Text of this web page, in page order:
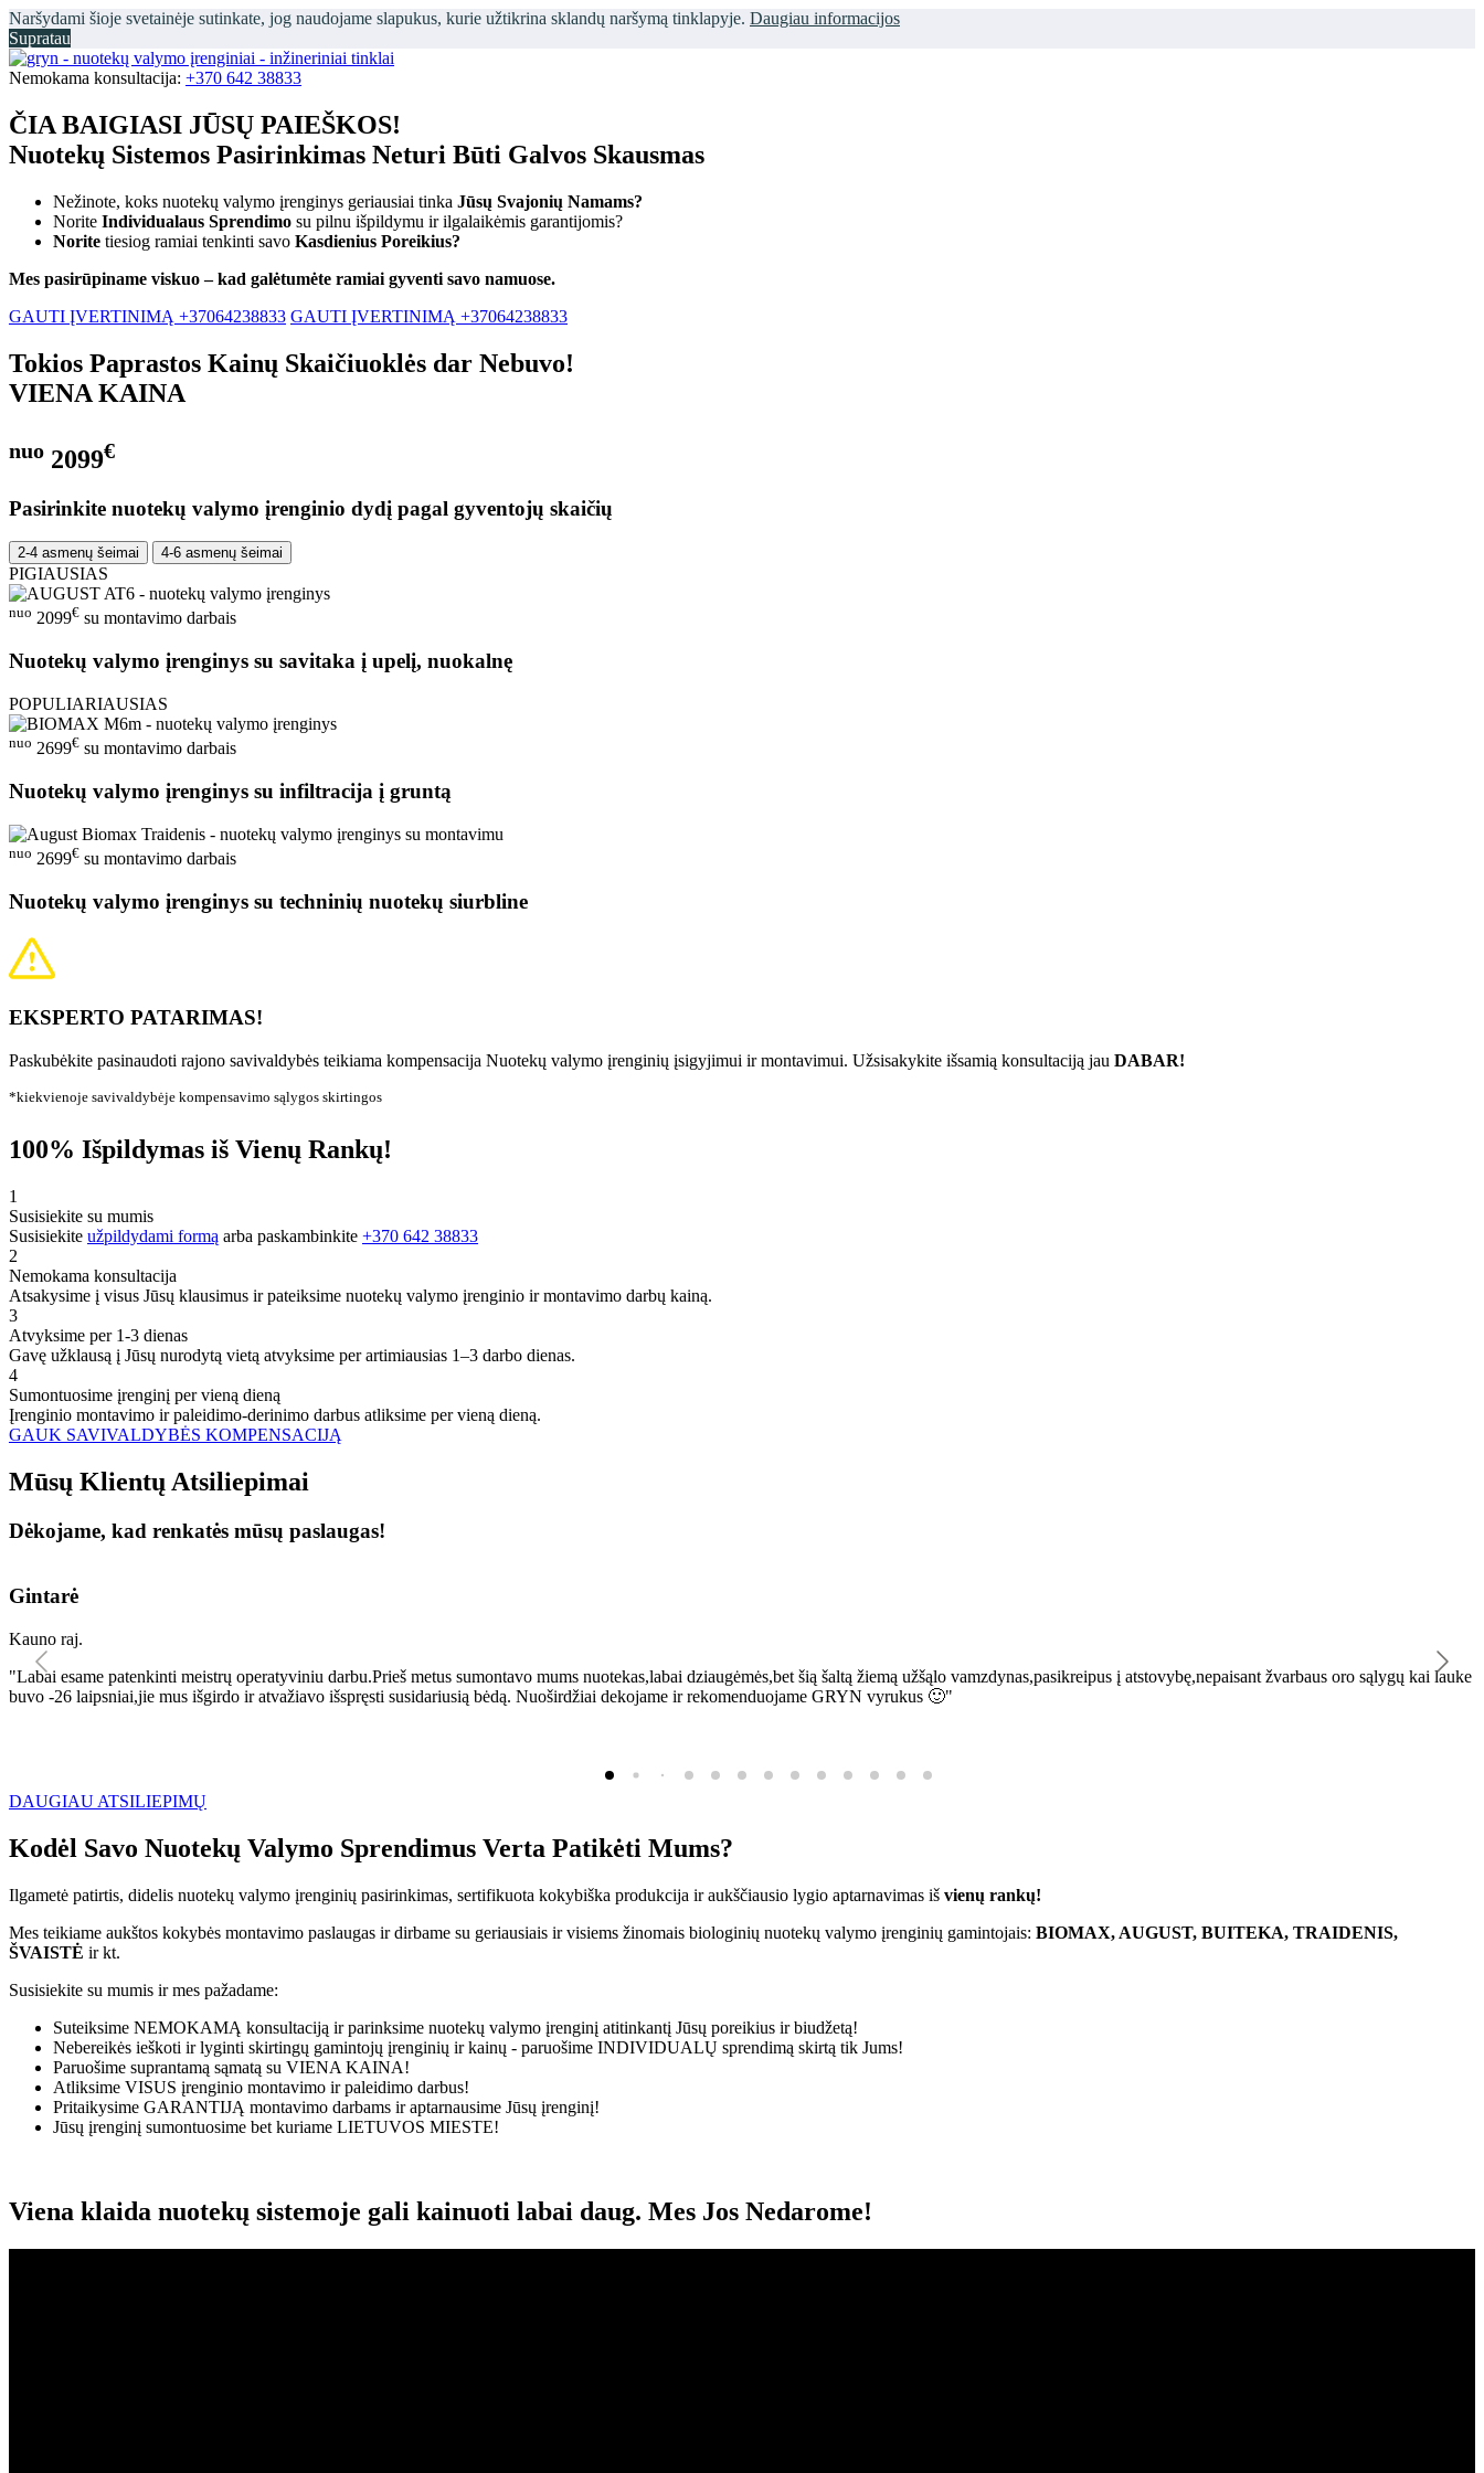
Naršydami šioje svetainėje sutinkate, jog naudojame slapukus, kurie užtikrina sklandų naršymą tinklapyje. Daugiau informacijos
Supratau
Nemokama konsultacija: +370 642 38833
ČIA BAIGIASI JŪSŲ PAIEŠKOS!
Nuotekų Sistemos Pasirinkimas Neturi Būti Galvos Skausmas
Nežinote, koks nuotekų valymo įrenginys geriausiai tinka Jūsų Svajonių Namams?
Norite Individualaus Sprendimo su pilnu išpildymu ir ilgalaikėmis garantijomis?
Norite tiesiog ramiai tenkinti savo Kasdienius Poreikius?
Mes pasirūpiname viskuo – kad galėtumėte ramiai gyventi savo namuose.
GAUTI ĮVERTINIMĄ +37064238833 GAUTI ĮVERTINIMĄ +37064238833
Tokios Paprastos Kainų Skaičiuoklės dar Nebuvo!
VIENA KAINA
nuo 2099€
Pasirinkite nuotekų valymo įrenginio dydį pagal gyventojų skaičių
2-4 asmenų šeimai 4-6 asmenų šeimai
PIGIAUSIAS
nuo 2099€ su montavimo darbais
Nuotekų valymo įrenginys su savitaka į upelį, nuokalnę
POPULIARIAUSIAS
nuo 2699€ su montavimo darbais
Nuotekų valymo įrenginys su infiltracija į gruntą
nuo 2699€ su montavimo darbais
Nuotekų valymo įrenginys su techninių nuotekų siurbline
EKSPERTO PATARIMAS!
Paskubėkite pasinaudoti rajono savivaldybės teikiama kompensacija Nuotekų valymo įrenginių įsigyjimui ir montavimui. Užsisakykite išsamią konsultaciją jau DABAR!
*kiekvienoje savivaldybėje kompensavimo sąlygos skirtingos
100% Išpildymas iš Vienų Rankų!
1
Susisiekite su mumis
Susisiekite užpildydami formą arba paskambinkite +370 642 38833
2
Nemokama konsultacija
Atsakysime į visus Jūsų klausimus ir pateiksime nuotekų valymo įrenginio ir montavimo darbų kainą.
3
Atvyksime per 1-3 dienas
Gavę užklausą į Jūsų nurodytą vietą atvyksime per artimiausias 1–3 darbo dienas.
4
Sumontuosime įrenginį per vieną dieną
Įrenginio montavimo ir paleidimo-derinimo darbus atliksime per vieną dieną.
GAUK SAVIVALDYBĖS KOMPENSACIJĄ
Mūsų Klientų Atsiliepimai
Dėkojame, kad renkatės mūsų paslaugas!
Gintarė
Kauno raj.
"Labai esame patenkinti meistrų operatyviniu darbu.Prieš metus sumontavo mums nuotekas,labai dziaugėmės,bet šią šaltą žiemą užšąlo vamzdynas,pasikreipus į atstovybę,nepaisant žvarbaus oro sąlygų kai lauke
buvo -26 laipsniai,jie mus išgirdo ir atvažiavo išspręsti susidariusią bėdą. Nuoširdžiai dekojame ir rekomenduojame GRYN vyrukus 🙂"
DAUGIAU ATSILIEPIMŲ
Kodėl Savo Nuotekų Valymo Sprendimus Verta Patikėti Mums?
Ilgametė patirtis, didelis nuotekų valymo įrenginių pasirinkimas, sertifikuota kokybiška produkcija ir aukščiausio lygio aptarnavimas iš vienų rankų!
Mes teikiame aukštos kokybės montavimo paslaugas ir dirbame su geriausiais ir visiems žinomais biologinių nuotekų valymo įrenginių gamintojais: BIOMAX, AUGUST, BUITEKA, TRAIDENIS,
ŠVAISTĖ ir kt.
Susisiekite su mumis ir mes pažadame:
Suteiksime NEMOKAMĄ konsultaciją ir parinksime nuotekų valymo įrenginį atitinkantį Jūsų poreikius ir biudžetą!
Nebereikės ieškoti ir lyginti skirtingų gamintojų įrenginių ir kainų - paruošime INDIVIDUALŲ sprendimą skirtą tik Jums!
Paruošime suprantamą sąmatą su VIENA KAINA!
Atliksime VISUS įrenginio montavimo ir paleidimo darbus!
Pritaikysime GARANTIJĄ montavimo darbams ir aptarnausime Jūsų įrenginį!
Jūsų įrenginį sumontuosime bet kuriame LIETUVOS MIESTE!
Viena klaida nuotekų sistemoje gali kainuoti labai daug. Mes Jos Nedarome!